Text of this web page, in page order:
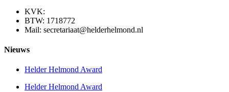
KVK:
BTW: 1718772
Mail: secretariaat@helderhelmond.nl
Nieuws
Helder Helmond Award
Helder Helmond Award